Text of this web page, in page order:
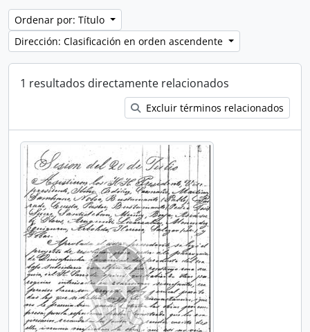
Ordenar por: Título
Dirección: Clasificación en orden ascendente
1 resultados directamente relacionados
Excluir términos relacionados